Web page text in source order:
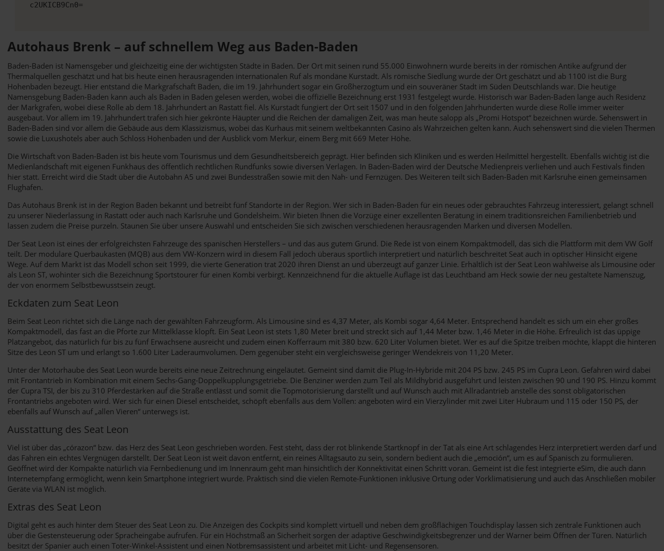
c2UKICB9Cn0=
Autohaus Brenk – auf schnellem Weg aus Baden-Baden
Baden-Baden ist Namensgeber und gleichzeitig eine der wichtigsten Städte in Baden. Der Ort mit seinen rund 55.000 Einwohnern wurde bereits in der römischen Antike aufgrund der
Thermalquellen geschätzt und hat bis heute einen herausragenden internationalen Ruf als mondäne Kurstadt. Als römische Siedlung wurde der Ort geschätzt und ab 1100 ist die Burg
Hohenbaden bezeugt. Hier entstand die Markgrafschaft Baden, die im 19. Jahrhundert sogar ein Großherzogtum und ein souveräner Stadt im Süden Deutschlands war. Die heutige
Namensgebung Baden-Baden kann auch als Baden in Baden gelesen werden, wobei die offizielle Bezeichnung erst 1931 festgelegt wurde. Historisch war Baden-Baden lange auch Residenz
der Markgrafen, wobei diese Rolle ab dem 18. Jahrhundert an Rastatt fiel. Als Kurstadt fungiert der Ort seit 1507 und in den folgenden Jahrhunderten wurde diese Rolle immer weiter
ausgebaut. Vor allem im 19. Jahrhundert trafen sich hier gekrönte Häupter und die Reichen der damaligen Zeit, was man heute salopp als „Promi Hotspot“ bezeichnen würde. Sehenswert in
Baden-Baden sind vor allem die Gebäude aus dem Klassizismus, wobei das Kurhaus mit seinem weltbekannten Casino als Wahrzeichen gelten kann. Auch sehenswert sind die vielen Thermen
sowie die Luxushotels aber auch Schloss Hohenbaden und der Ausblick vom Merkur, einem Berg mit 669 Meter Höhe.
Die Wirtschaft von Baden-Baden ist bis heute vom Tourismus und dem Gesundheitsbereich geprägt. Hier befinden sich Kliniken und es werden Heilmittel hergestellt. Ebenfalls wichtig ist die
Medienlandschaft mit eigenen Funkhaus des öffentlich rechtlichen Rundfunks sowie diversen Verlagen. In Baden-Baden wird der Deutsche Medienpreis verliehen und auch Festivals finden
hier statt. Erreicht wird die Stadt über die Autobahn A5 und zwei Bundesstraßen sowie mit den Nah- und Fernzügen. Des Weiteren teilt sich Baden-Baden mit Karlsruhe einen gemeinsamen
Flughafen.
Das Autohaus Brenk ist in der Region Baden bekannt und betreibt fünf Standorte in der Region. Wer sich in Baden-Baden für ein neues oder gebrauchtes Fahrzeug interessiert, gelangt schnell
zu unserer Niederlassung in Rastatt oder auch nach Karlsruhe und Gondelsheim. Wir bieten Ihnen die Vorzüge einer exzellenten Beratung in einem traditionsreichen Familienbetrieb und
lassen zudem die Preise purzeln. Staunen Sie über unsere Auswahl und entscheiden Sie sich zwischen verschiedenen herausragenden Marken und diversen Modellen.
Der Seat Leon ist eines der erfolgreichsten Fahrzeuge des spanischen Herstellers – und das aus gutem Grund. Die Rede ist von einem Kompaktmodell, das sich die Plattform mit dem VW Golf
teilt. Der modulare Querbaukasten (MQB) aus dem VW-Konzern wird in diesem Fall jedoch überaus sportlich interpretiert und natürlich beschreitet Seat auch in optischer Hinsicht eigene
Wege. Auf dem Markt ist das Modell schon seit 1999, die vierte Generation trat 2020 ihren Dienst an und überzeugt auf ganzer Linie. Erhältlich ist der Seat Leon wahlweise als Limousine oder
als Leon ST, wohinter sich die Bezeichnung Sportstourer für einen Kombi verbirgt. Kennzeichnend für die aktuelle Auflage ist das Leuchtband am Heck sowie der neu gestaltete Namenszug,
der von enormem Selbstbewusstsein zeugt.
Eckdaten zum Seat Leon
Beim Seat Leon richtet sich die Länge nach der gewählten Fahrzeugform. Als Limousine sind es 4,37 Meter, als Kombi sogar 4,64 Meter. Entsprechend handelt es sich um ein eher großes
Kompaktmodell, das fast an die Pforte zur Mittelklasse klopft. Ein Seat Leon ist stets 1,80 Meter breit und streckt sich auf 1,44 Meter bzw. 1,46 Meter in die Höhe. Erfreulich ist das üppige
Platzangebot, das natürlich für bis zu fünf Erwachsene ausreicht und zudem einen Kofferraum mit 380 bzw. 620 Liter Volumen bietet. Wer es auf die Spitze treiben möchte, klappt die hinteren
Sitze des Leon ST um und erlangt so 1.600 Liter Laderaumvolumen. Dem gegenüber steht ein vergleichsweise geringer Wendekreis von 11,20 Meter.
Unter der Motorhaube des Seat Leon wurde bereits eine neue Zeitrechnung eingeläutet. Gemeint sind damit die Plug-In-Hybride mit 204 PS bzw. 245 PS im Cupra Leon. Gefahren wird dabei
mit Frontantrieb in Kombination mit einem Sechs-Gang-Doppelkupplungsgetriebe. Die Benziner werden zum Teil als Mildhybrid ausgeführt und leisten zwischen 90 und 190 PS. Hinzu kommt
der Cupra TSI, der bis zu 310 Pferdestärken auf die Straße entlässt und somit die Topmotorisierung darstellt und auf Wunsch auch mit Allradantrieb anstelle des sonst obligatorischen
Frontantriebs angeboten wird. Wer sich für einen Diesel entscheidet, schöpft ebenfalls aus dem Vollen: angeboten wird ein Vierzylinder mit zwei Liter Hubraum und 115 oder 150 PS, der
ebenfalls auf Wunsch auf „allen Vieren“ unterwegs ist.
Ausstattung des Seat Leon
Viel ist über das „córazon“ bzw. das Herz des Seat Leon geschrieben worden. Fest steht, dass der rot blinkende Startknopf in der Tat als eine Art schlagendes Herz interpretiert werden darf und
das Fahren ein echtes Vergnügen darstellt. Der Seat Leon ist weit davon entfernt, ein reines Alltagsauto zu sein, sondern bedient auch die „emoción“, um es auf Spanisch zu formulieren.
Geöffnet wird der Kompakte natürlich via Fernbedienung und im Innenraum geht man hinsichtlich der Konnektivität einen Schritt voran. Gemeint ist die fest integrierte eSim, die auch dann
Internetempfang ermöglicht, wenn kein Smartphone integriert wurde. Praktisch sind die vielen Remote-Funktionen inklusive Ortung oder Vorklimatisierung und auch das Anschließen mobiler
Geräte via WLAN ist möglich.
Extras des Seat Leon
Digital geht es auch hinter dem Steuer des Seat Leon zu. Die Anzeigen des Cockpits sind komplett virtuell und neben dem großflächigen Touchdisplay lassen sich zentrale Funktionen auch
über die Gestensteuerung oder Spracheingabe aufrufen. Für ein Höchstmaß an Sicherheit sorgen der adaptive Geschwindigkeitsbegrenzer und der Warner beim Öffnen der Türen. Natürlich
besitzt der Spanier auch einen Toter-Winkel-Assistent und einen Notbremsassistent und arbeitet mit Licht- und Regensensoren.